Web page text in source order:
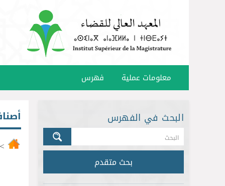
فهرس معلومات عملية
البحث في الفهرس
بحث متقدم